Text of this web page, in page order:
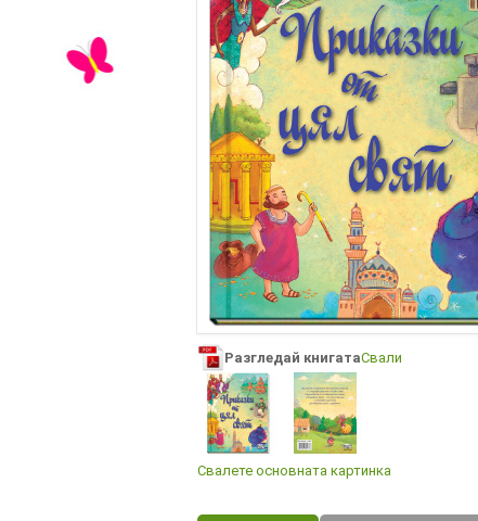
Разгледай книгатаСвали
Свалете основната картинка